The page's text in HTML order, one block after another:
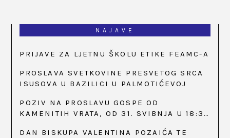
NAJAVE
PRIJAVE ZA LJETNU ŠKOLU ETIKE FEAMC-A
PROSLAVA SVETKOVINE PRESVETOG SRCA
ISUSOVA U BAZILICI U PALMOTIĆEVOJ
POZIV NA PROSLAVU GOSPE OD
KAMENITIH VRATA, OD 31. SVIBNJA U 18:30
DAN BISKUPA VALENTINA POZAIĆA TE